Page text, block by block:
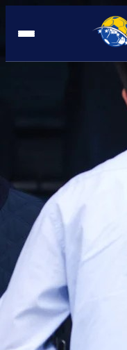
SLOVENIJA
14:57, 15.07.2025
Manijaci
strahuju da će
Autor:
Redakcija
14:57, 15.07.2025